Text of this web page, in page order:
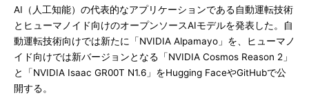
AI（人工知能）の代表的なアプリケーションである自動運転技術
とヒューマノイド向けのオープンソースAIモデルを発表した。自
動運転技術向けでは新たに「NVIDIA Alpamayo」を、ヒューマノ
イド向けでは新バージョンとなる「NVIDIA Cosmos Reason 2」
と「NVIDIA Isaac GR00T N1.6」をHugging FaceやGitHubで公
開する。